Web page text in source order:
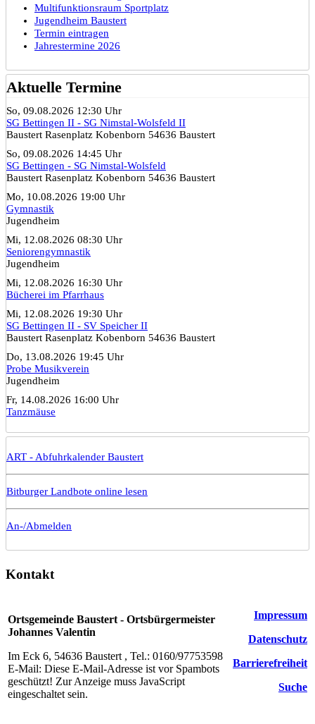
Multifunktionsraum Sportplatz
Jugendheim Baustert
Termin eintragen
Jahrestermine 2026
Aktuelle Termine
So, 09.08.2026 12:30 Uhr
SG Bettingen II - SG Nimstal-Wolsfeld II
Baustert Rasenplatz Kobenborn 54636 Baustert
So, 09.08.2026 14:45 Uhr
SG Bettingen - SG Nimstal-Wolsfeld
Baustert Rasenplatz Kobenborn 54636 Baustert
Mo, 10.08.2026 19:00 Uhr
Gymnastik
Jugendheim
Mi, 12.08.2026 08:30 Uhr
Seniorengymnastik
Jugendheim
Mi, 12.08.2026 16:30 Uhr
Bücherei im Pfarrhaus
Mi, 12.08.2026 19:30 Uhr
SG Bettingen II - SV Speicher II
Baustert Rasenplatz Kobenborn 54636 Baustert
Do, 13.08.2026 19:45 Uhr
Probe Musikverein
Jugendheim
Fr, 14.08.2026 16:00 Uhr
Tanzmäuse
ART - Abfuhrkalender Baustert
Bitburger Landbote online lesen
An-/Abmelden
Kontakt
Ortsgemeinde Baustert - Ortsbürgermeister
Johannes Valentin
Im Eck 6, 54636 Baustert , Tel.: 0160/97753598
E-Mail: Diese E-Mail-Adresse ist vor Spambots
geschützt! Zur Anzeige muss JavaScript
eingeschaltet sein.
Impressum
Datenschutz
Barrierefreiheit
Suche